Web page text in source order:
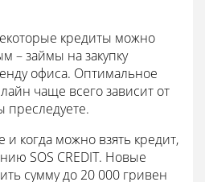
кредиты можно
– займы на закупку
офиса. Оптимальное
чаще всего зависит от
преследуете.
и когда можно взять кредит,
SOS CREDIT. Новые
сумму до 20 000 гривен